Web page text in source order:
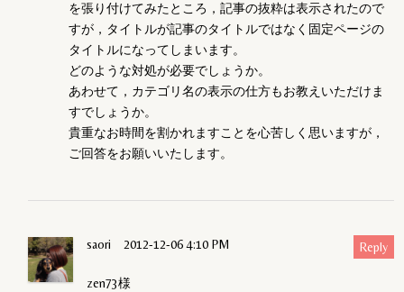
を張り付けてみたところ，記事の抜粋は表示されたので
すが，タイトルが記事のタイトルではなく固定ページの
タイトルになってしまいます。
どのような対処が必要でしょうか。
あわせて，カテゴリ名の表示の仕方もお教えいただけま
すでしょうか。
貴重なお時間を割かれますことを心苦しく思いますが，
ご回答をお願いいたします。
saori 2012-12-06 4:10 PM
zen73様
Reply